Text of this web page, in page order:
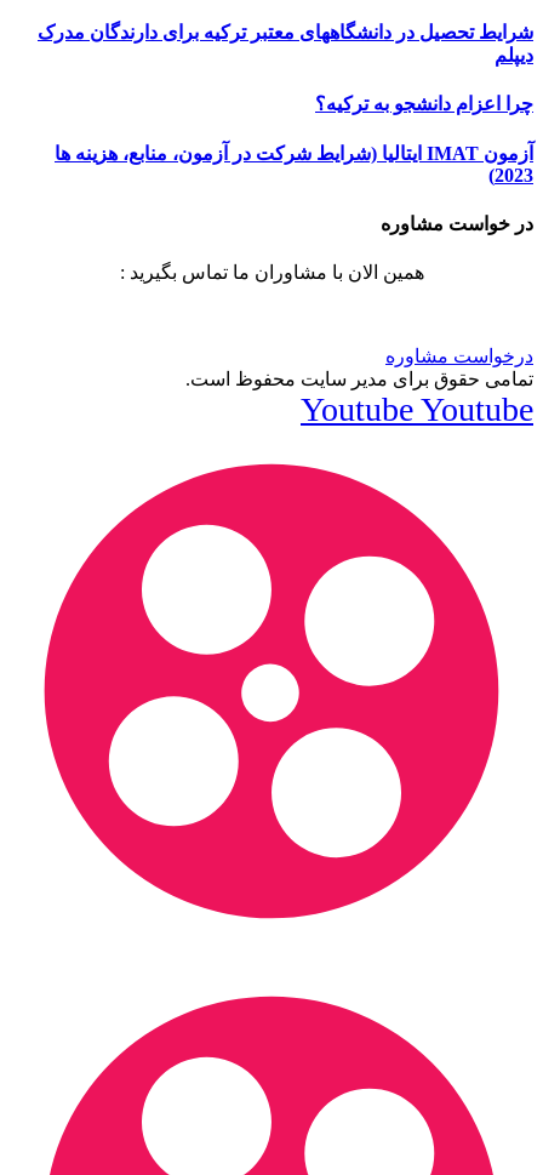
شرایط تحصیل در دانشگاههای معتبر ترکیه برای دارندگان مدرک
دیپلم
چرا اعزام دانشجو به ترکیه؟
آزمون IMAT ایتالیا (شرایط شرکت در آزمون، منابع، هزینه ها
2023)
در خواست مشاوره
همین الان با مشاوران ما تماس بگیرید :
درخواست مشاوره
تمامی حقوق برای مدیر سایت محفوظ است.
YoutubeYoutube